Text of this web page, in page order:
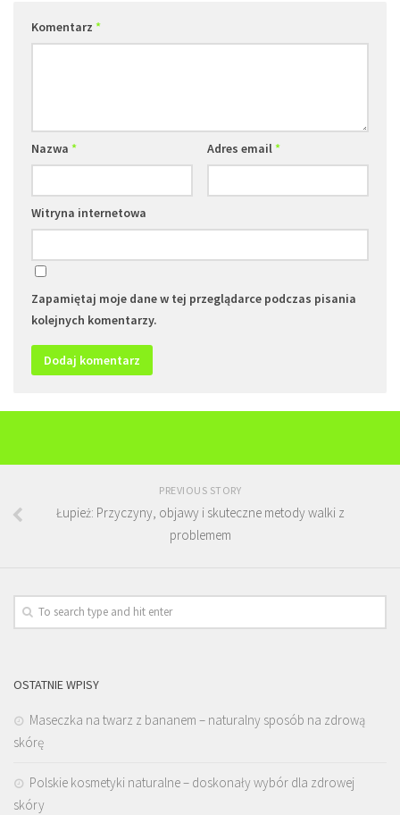
Komentarz *
Nazwa * Adres email*
Witryna internetowa
Zapamiętaj moje dane w tej przeglądarce podczas pisania
kolejnych komentarzy.
PREVIOUS STORY
Łupież: Przyczyny, objawy i skuteczne metody walki z
problemem
OSTATNIE WPISY
Maseczka na twarz z bananem – naturalny sposób na zdrową
skórę
Polskie kosmetyki naturalne – doskonały wybór dla zdrowej
skóry